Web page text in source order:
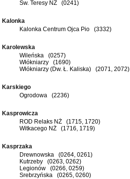
Św. Teresy NŻ (0241)
Kalonka
Kalonka Centrum Ojca Pio (3332)
Karolewska
Wileńska (0257)
Włókniarzy (1690)
Włókniarzy (Dw. Ł. Kaliska) (2071, 2072)
Karskiego
Ogrodowa (2236)
Kasprowicza
ROD Relaks NŻ (1715, 1720)
Witkacego NŻ (1716, 1719)
Kasprzaka
Drewnowska (0264, 0261)
Kutrzeby (0263, 0262)
Legionów (0266, 0259)
Srebrzyńska (0265, 0260)